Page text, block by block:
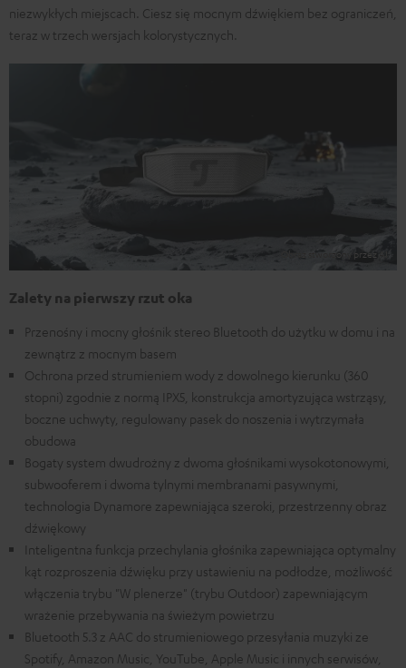
niezwykłych miejscach. Ciesz się mocnym dźwiękiem bez ograniczeń,
teraz w trzech wersjach kolorystycznych.
Zalety na pierwszy rzut oka
Przenośny i mocny głośnik stereo Bluetooth do użytku w domu i na
zewnątrz z mocnym basem
Ochrona przed strumieniem wody z dowolnego kierunku (360
stopni) zgodnie z normą IPX5, konstrukcja amortyzująca wstrząsy,
boczne uchwyty, regulowany pasek do noszenia i wytrzymała
obudowa
Bogaty system dwudrożny z dwoma głośnikami wysokotonowymi,
subwooferem i dwoma tylnymi membranami pasywnymi,
technologia Dynamore zapewniająca szeroki, przestrzenny obraz
dźwiękowy
Inteligentna funkcja przechylania głośnika zapewniająca optymalny
kąt rozproszenia dźwięku przy ustawieniu na podłodze, możliwość
włączenia trybu "W plenerze" (trybu Outdoor) zapewniającym
wrażenie przebywania na świeżym powietrzu
Bluetooth 5.3 z AAC do strumieniowego przesyłania muzyki ze
Spotify, Amazon Music, YouTube, Apple Music i innych serwisów,